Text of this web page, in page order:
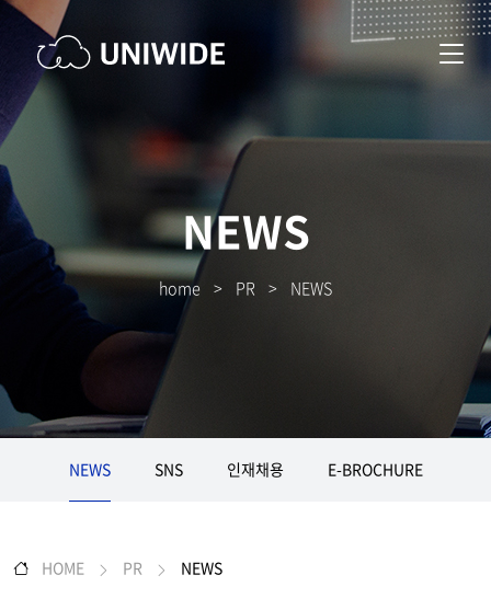
NEWS
home > PR > NEWS
NEWS SNS 인재채용 E-BROCHURE
HOME PR NEWS